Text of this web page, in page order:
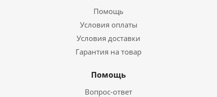
Помощь
Условия оплаты
Условия доставки
Гарантия на товар
Помощь
Вопрос-ответ